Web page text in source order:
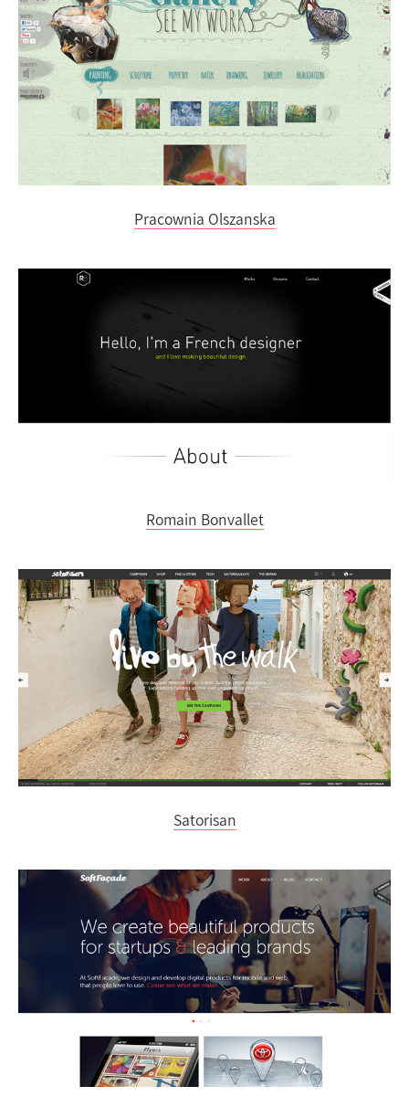
Pracownia Olszanska
Romain Bonvallet
Satorisan